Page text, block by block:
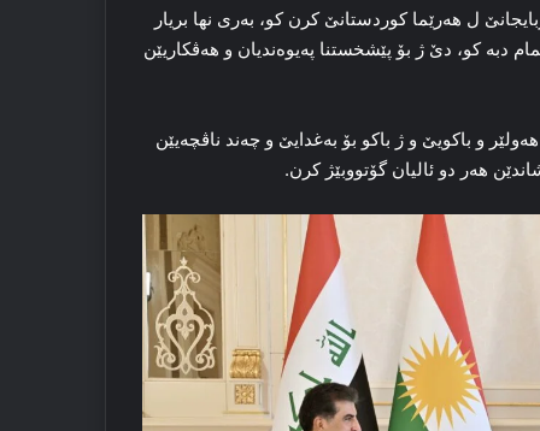
ل هه‌رێما کوردستانێ کرن کو، به‌ری نها بریار
دبه‌ کو، دێ ژ بۆ پێشخستنا په‌یوه‌ندیان و هه‌ڤکاریێن
و باکویێ و ژ باکو بۆ به‌غدایێ و چه‌ند ناڤچه‌یێن
هه‌ر دو ئالیان گۆتووبێژ کرن.